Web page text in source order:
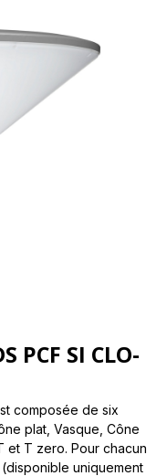
PCF SI CLO-
composée de six
plat, Vasque, Cône
et T zero. Pour chacun
uniquement